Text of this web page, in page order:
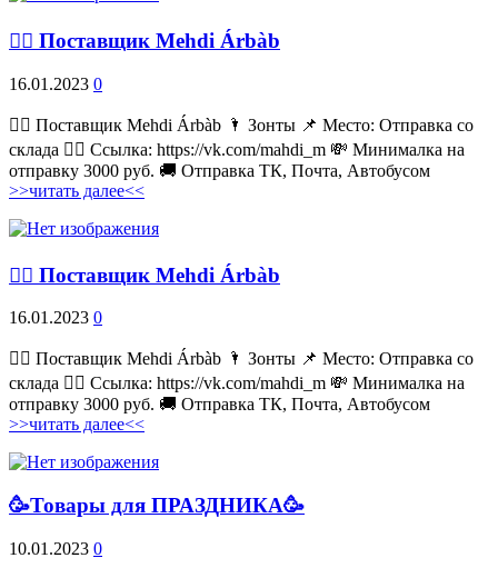
💁‍♂ Поставщик Mehdi Árbàb
16.01.2023 0
💁‍♂ Поставщик Mehdi Árbàb 🌂 Зонты 📌 Место: Отправка со
склада 👉🏻 Ссылка: https://vk.com/mahdi_m 💸 Минималка на
отправку 3000 руб. 🚚 Отправка ТК, Почта, Автобусом
>>читать далее<<
💁‍♂ Поставщик Mehdi Árbàb
16.01.2023 0
💁‍♂ Поставщик Mehdi Árbàb 🌂 Зонты 📌 Место: Отправка со
склада 👉🏻 Ссылка: https://vk.com/mahdi_m 💸 Минималка на
отправку 3000 руб. 🚚 Отправка ТК, Почта, Автобусом
>>читать далее<<
🥳Товары для ПРАЗДНИКА🥳
10.01.2023 0